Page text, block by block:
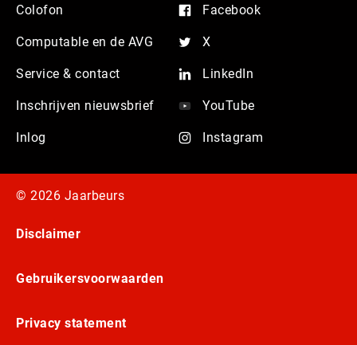
Colofon
Computable en de AVG
Service & contact
Inschrijven nieuwsbrief
Inlog
Facebook
X
LinkedIn
YouTube
Instagram
© 2026 Jaarbeurs
Disclaimer
Gebruikersvoorwaarden
Privacy statement